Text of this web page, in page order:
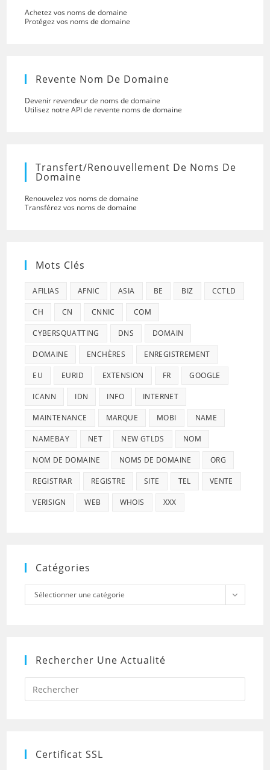
Achetez vos noms de domaine
Protégez vos noms de domaine
Revente Nom De Domaine
Devenir revendeur de noms de domaine
Utilisez notre API de revente noms de domaine
Transfert/renouvellement De Noms De
Domaine
Renouvelez vos noms de domaine
Transférez vos noms de domaine
Mots Clés
AFILIAS AFNIC ASIA BE BIZ CCTLD
CH CN CNNIC COM
CYBERSQUATTING DNS DOMAIN
DOMAINE ENCHÈRES ENREGISTREMENT
EU EURID EXTENSION FR GOOGLE
ICANN IDN INFO INTERNET
MAINTENANCE MARQUE MOBI NAME
NAMEBAY NET NEW GTLDS NOM
NOM DE DOMAINE NOMS DE DOMAINE ORG
REGISTRAR REGISTRE SITE TEL VENTE
VERISIGN WEB WHOIS XXX
Catégories
Catégories
Sélectionner une catégorie
Rechercher Une Actualité
Press
to
Certificat SSL